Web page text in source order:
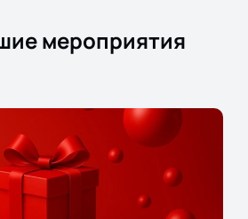
мероприятия